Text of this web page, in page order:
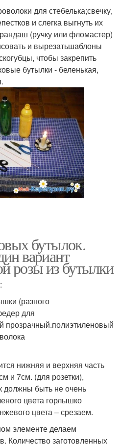
для стебелька;свечку,
и слегка выгнуть их
(ручку или фломастер)
и вырезатьшаблоны
чтобы закрепить
бутылки - беленькая,
бутылок.
вариант
розы из бутылки
(разного
для
нижняя и верхняя часть
и 7см. (для розетки),
должны быть не очень
цвета горлышко
цвета – срезаем.
элементе делаем
Количество заготовленных